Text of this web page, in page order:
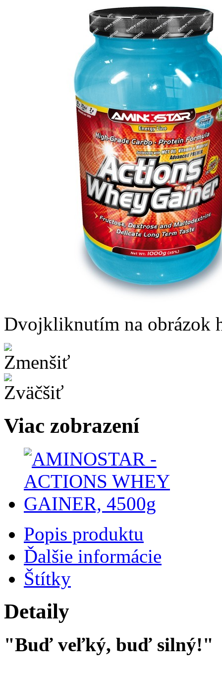
Dvojkliknutím na obrázok
Viac zobrazení
Popis produktu
Ďalšie informácie
Štítky
Detaily
"Buď veľký, buď silný!"